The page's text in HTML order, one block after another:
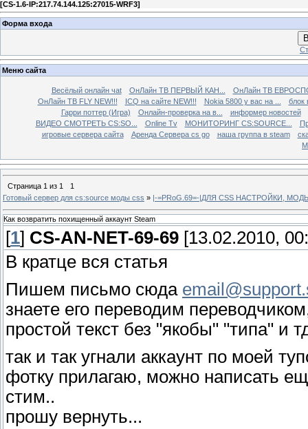
[CS-1.6-IP:217.74.144.125:27015-WRF3]
Форма входа
Меню сайта
Весёлый онлайн чаt ОнЛайн ТВ ПЕРВЫЙ КАН...
ОнЛайн ТВ
ОнЛайн ТВ FLY NEW!!!
ICQ на сайте NEW!!! Nokia 5800 у вас на ...
блок
Гарри поттер (Игра)
Онлайн-проверка на в...
информер новостей
ВИДЕО СМОТРЕТЬ CS:SO...
Online Tv МОНИТОРИНГ CS:SOURCE...
игровые сервера сайта
Аренда Сервера cs go наша группа в steam
Страница 1 из 1
1
Готовый сервер для cs:source моды css » |-=PRoG.69=-|ДЛЯ CSS НАСТРОЙКИ,
Как возвратить похищенный аккаунт Steam
[1] CS-AN-NET-69-69 [13.02.2010,
В кратце вся статья
Пишем письмо сюда
знаете его переводим
простой текст без "якобы" "типа" и
так и так угнали аккаунт по моей
фотку прилагаю, можно написать
стим..
прошу вернуть...